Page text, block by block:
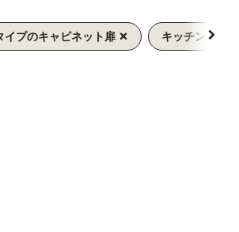
イプのキャビネット扉
キッチンパネ